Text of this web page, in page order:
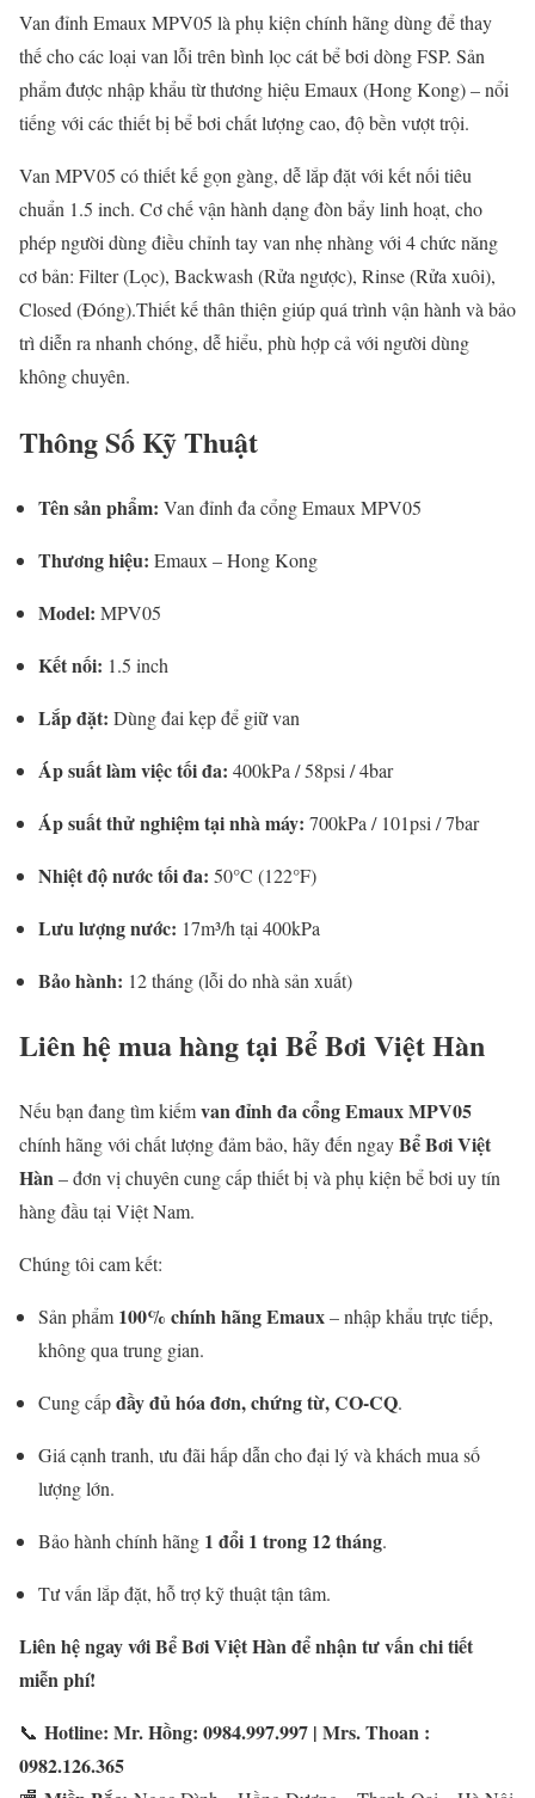
Van đỉnh Emaux MPV05 là phụ kiện chính hãng dùng để thay
thế cho các loại van lỗi trên bình lọc cát bể bơi dòng FSP. Sản
phẩm được nhập khẩu từ thương hiệu Emaux (Hong Kong) – nổi
tiếng với các thiết bị bể bơi chất lượng cao, độ bền vượt trội.
Van MPV05 có thiết kế gọn gàng, dễ lắp đặt với kết nối tiêu
chuẩn 1.5 inch. Cơ chế vận hành dạng đòn bẩy linh hoạt, cho
phép người dùng điều chỉnh tay van nhẹ nhàng với 4 chức năng
cơ bản: Filter (Lọc), Backwash (Rửa ngược), Rinse (Rửa xuôi),
Closed (Đóng).Thiết kế thân thiện giúp quá trình vận hành và bảo
trì diễn ra nhanh chóng, dễ hiểu, phù hợp cả với người dùng
không chuyên.
Thông Số Kỹ Thuật
Tên sản phẩm: Van đỉnh đa cổng Emaux MPV05
Thương hiệu: Emaux – Hong Kong
Model: MPV05
Kết nối: 1.5 inch
Lắp đặt: Dùng đai kẹp để giữ van
Áp suất làm việc tối đa: 400kPa / 58psi / 4bar
Áp suất thử nghiệm tại nhà máy: 700kPa / 101psi / 7bar
Nhiệt độ nước tối đa: 50°C (122°F)
Lưu lượng nước: 17m³/h tại 400kPa
Bảo hành: 12 tháng (lỗi do nhà sản xuất)
Liên hệ mua hàng tại Bể Bơi Việt Hàn
Nếu bạn đang tìm kiếmvan đỉnh đa cổng Emaux MPV05
chính hãng với chất lượng đảm bảo, hãy đến ngayBể Bơi Việt
Hàn– đơn vị chuyên cung cấp thiết bị và phụ kiện bể bơi uy tín
hàng đầu tại Việt Nam.
Chúng tôi cam kết:
Sản phẩm 100% chính hãng Emaux– nhập khẩu trực tiếp,
không qua trung gian.
Cung cấpđầy đủ hóa đơn, chứng từ, CO-CQ.
Giá cạnh tranh, ưu đãi hấp dẫn cho đại lý và khách mua số
lượng lớn.
Bảo hành chính hãng 1 đổi 1 trong 12 tháng.
Tư vấn lắp đặt, hỗ trợ kỹ thuật tận tâm.
Liên hệ ngay với Bể Bơi Việt Hàn để nhận tư vấn chi tiết
miễn phí!
📞 Hotline: Mr. Hồng: 0984.997.997 | Mrs. Thoan :
0982.126.365